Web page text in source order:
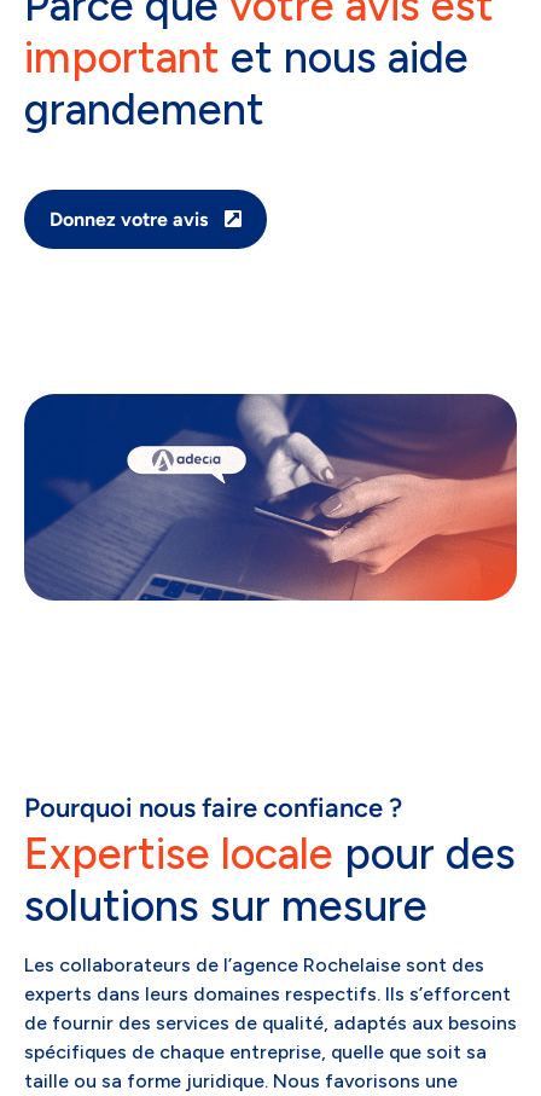
important et nous aide
grandement
Donnez votre avis
Pourquoi nous faire confiance ?
Expertise locale pour des
solutions sur mesure
Les collaborateurs de l’agence Rochelaise sont des
experts dans leurs domaines respectifs. Ils s’efforcent
de fournir des services de qualité, adaptés aux besoins
spécifiques de chaque entreprise, quelle que soit sa
taille ou sa forme juridique. Nous favorisons une